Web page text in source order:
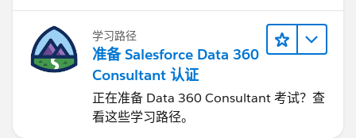
学习路径
准备 Salesforce Data 360
Consultant 认证
正在准备 Data 360 Consultant 考试？查
看这些学习路径。